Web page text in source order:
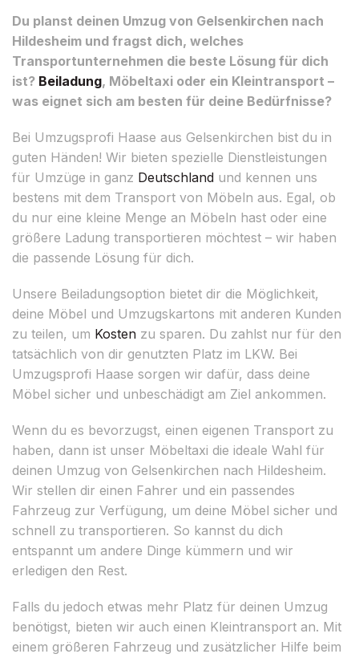
Du planst deinen Umzug von Gelsenkirchen nach
Hildesheim und fragst dich, welches
Transportunternehmen die beste Lösung für dich
ist? Beiladung, Möbeltaxi oder ein Kleintransport –
was eignet sich am besten für deine Bedürfnisse?
Bei Umzugsprofi Haase aus Gelsenkirchen bist du in
guten Händen! Wir bieten spezielle Dienstleistungen
für Umzüge in ganz Deutschland und kennen uns
bestens mit dem Transport von Möbeln aus. Egal, ob
du nur eine kleine Menge an Möbeln hast oder eine
größere Ladung transportieren möchtest – wir haben
die passende Lösung für dich.
Unsere Beiladungsoption bietet dir die Möglichkeit,
deine Möbel und Umzugskartons mit anderen Kunden
zu teilen, um Kosten zu sparen. Du zahlst nur für den
tatsächlich von dir genutzten Platz im LKW. Bei
Umzugsprofi Haase sorgen wir dafür, dass deine
Möbel sicher und unbeschädigt am Ziel ankommen.
Wenn du es bevorzugst, einen eigenen Transport zu
haben, dann ist unser Möbeltaxi die ideale Wahl für
deinen Umzug von Gelsenkirchen nach Hildesheim.
Wir stellen dir einen Fahrer und ein passendes
Fahrzeug zur Verfügung, um deine Möbel sicher und
schnell zu transportieren. So kannst du dich
entspannt um andere Dinge kümmern und wir
erledigen den Rest.
Falls du jedoch etwas mehr Platz für deinen Umzug
benötigst, bieten wir auch einen Kleintransport an. Mit
einem größeren Fahrzeug und zusätzlicher Hilfe beim